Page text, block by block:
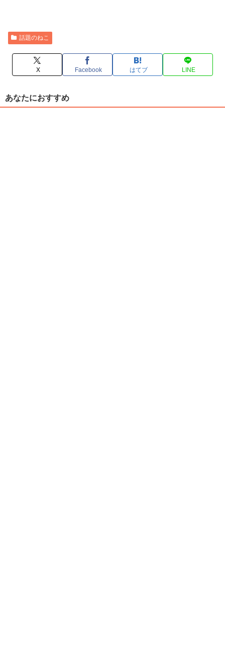
話題のねこ
X Facebook はてブ LINE
あなたにおすすめ